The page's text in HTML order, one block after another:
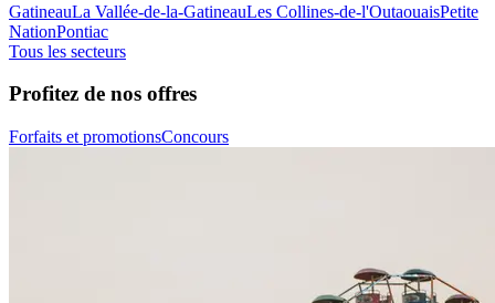
GatineauLa Vallée-de-la-GatineauLes Collines-de-l'OutaouaisPetite
NationPontiac
Tous les secteurs
Profitez de nos offres
Forfaits et promotionsConcours